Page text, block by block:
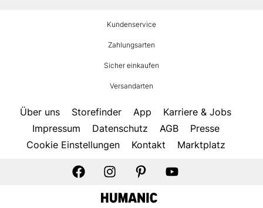
Kundenservice
Zahlungsarten
Sicher einkaufen
Versandarten
Über uns Storefinder App
Karriere & Jobs
Impressum
Datenschutz AGB
Presse
Cookie Einstellungen
Kontakt Marktplatz